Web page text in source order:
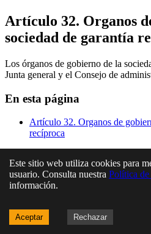
Artículo 32. Organos
sociedad de garantía
Los órganos de gobierno de la
Junta general y el Consejo de
En esta página
Artículo 32. Organos de
recíproca
Este sitio web utiliza cookies para
usuario. Consulta nuestra Política
información.
Aceptar Rechazar